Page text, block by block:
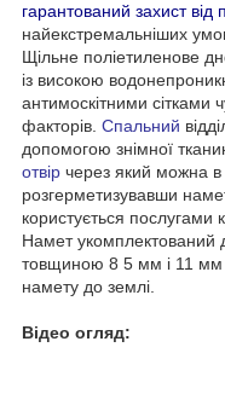
гарантований захист від
найекстремальніших
Щільне поліетиленове
із високою
антимоскітними сітками
факторів. Спальний
допомогою знімної
отвір через який можна
розгерметизувавши
користується послугами
Намет укомплектований
товщиною 8 5 мм і 11 мм
намету до землі.
Відео огляд: